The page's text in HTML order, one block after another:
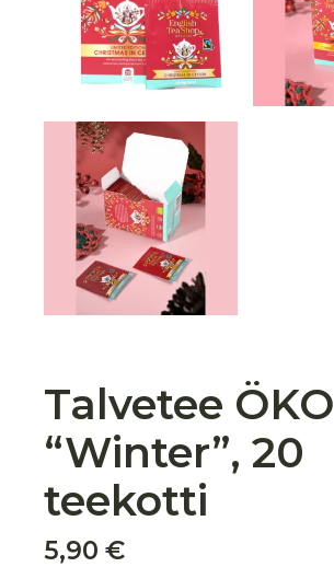
Talvetee ÖKO
“Winter”, 20
teekotti
5,90€